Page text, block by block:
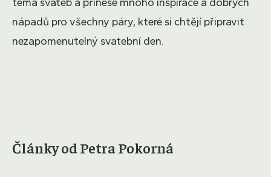
nápadů pro všechny páry, které si chtějí připravit
nezapomenutelný svatební den.
Články od Petra Pokorná